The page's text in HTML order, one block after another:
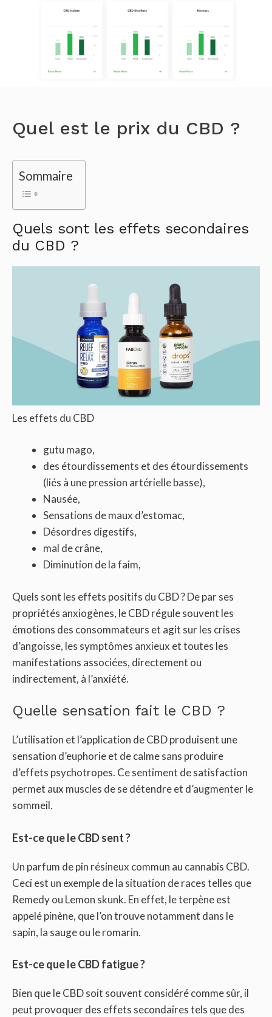
Quel est le prix du CBD ?
Sommaire
Quels sont les effets secondaires
du CBD ?
Les effets du CBD
gutu mago,
des étourdissements et des étourdissements
(liés à une pression artérielle basse),
Nausée,
Sensations de maux d’estomac,
Désordres digestifs,
mal de crâne,
Diminution de la faim,
Quels sont les effets positifs du CBD ? De par ses
propriétés anxiogènes, le CBD régule souvent les
émotions des consommateurs et agit sur les crises
d’angoisse, les symptômes anxieux et toutes les
manifestations associées, directement ou
indirectement, à l’anxiété.
Quelle sensation fait le CBD ?
L’utilisation et l’application de CBD produisent une
sensation d’euphorie et de calme sans produire
d’effets psychotropes. Ce sentiment de satisfaction
permet aux muscles de se détendre et d’augmenter le
sommeil.
Est-ce que le CBD sent ?
Un parfum de pin résineux commun au cannabis CBD.
Ceci est un exemple de la situation de races telles que
Remedy ou Lemon skunk. En effet, le terpène est
appelé pinène, que l’on trouve notamment dans le
sapin, la sauge ou le romarin.
Est-ce que le CBD fatigue ?
Bien que le CBD soit souvent considéré comme sûr, il
peut provoquer des effets secondaires tels que des